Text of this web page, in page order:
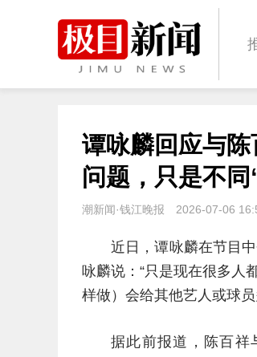
谭咏麟回应与
问题，只是不
潮新闻·钱江晚报 2026-07-06
近日，谭咏麟在节目
咏麟说：“只是现在很多人
样做）会给其他艺人或球
据此前报道，陈百祥